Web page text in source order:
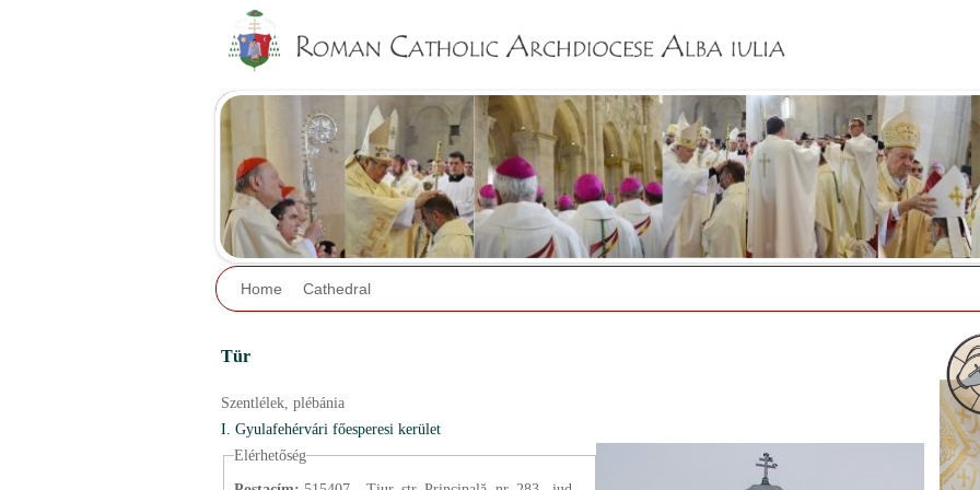
Home Cathedral
Tür
Szentlélek, plébánia
I. Gyulafehérvári főesperesi kerület
Elérhetőség